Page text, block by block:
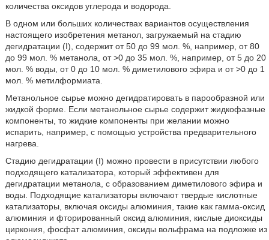
количества оксидов углерода и водорода.
В одном или больших количествах вариантов осуществления
настоящего изобретения метанол, загружаемый на стадию
дегидратации (I), содержит от 50 до 99 мол. %, например, от 80
до 99 мол. % метанола, от >0 до 35 мол. %, например, от 5 до 20
мол. % воды, от 0 до 10 мол. % диметилового эфира и от >0 до 1
мол. % метилформиата.
Метанольное сырье можно дегидратировать в парообразной или
жидкой форме. Если метанольное сырье содержит жидкофазные
компоненты, то жидкие компоненты при желании можно
испарить, например, с помощью устройства предварительного
нагрева.
Стадию дегидратации (I) можно провести в присутствии любого
подходящего катализатора, который эффективен для
дегидратации метанола, с образованием диметилового эфира и
воды. Подходящие катализаторы включают твердые кислотные
катализаторы, включая оксиды алюминия, такие как гамма-оксид
алюминия и фторированный оксид алюминия, кислые диоксиды
циркония, фосфат алюминия, оксиды вольфрама на подложке из